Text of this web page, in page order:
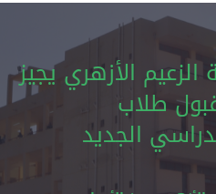
الأزهري يجيز
طلاب